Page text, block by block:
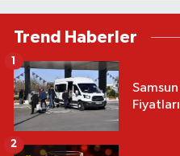
Trend Haberler
Samsun
1
2